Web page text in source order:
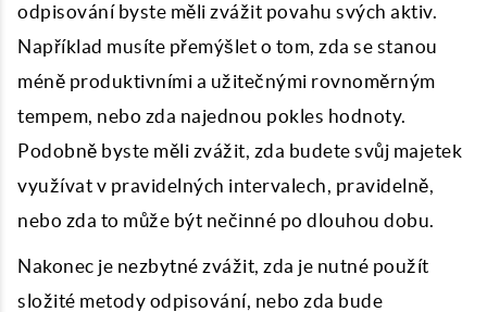
odpisování byste měli zvážit povahu svých aktiv.
Například musíte přemýšlet o tom, zda se stanou
méně produktivními a užitečnými rovnoměrným
tempem, nebo zda najednou pokles hodnoty.
Podobně byste měli zvážit, zda budete svůj majetek
využívat v pravidelných intervalech, pravidelně,
nebo zda to může být nečinné po dlouhou dobu.
Nakonec je nezbytné zvážit, zda je nutné použít
složité metody odpisování, nebo zda bude